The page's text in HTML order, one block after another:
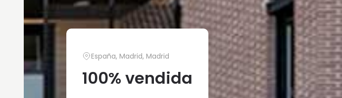
España, Madrid, Madrid
100% vendida